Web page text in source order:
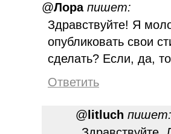
@Лора пишет:
Здравствуйте! Я
опубликовать свои
сделать? Если, да,
Ответить
@ litluch пишет: